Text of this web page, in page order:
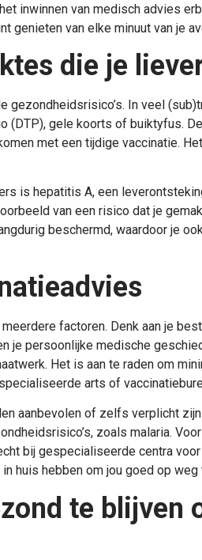
inwinnen van medisch advies
genieten van elke minuut van je
die je
gezondheidsrisico’s. In veel
gele koorts of buiktyfus.
met een tijdige vaccinatie.
is hepatitis A, een
van een risico dat je
beschermd, waardoor je
factoren. Denk aan je
je persoonlijke medische
Het is aan te raden om
arts of
aanbevolen of zelfs verplicht
zoals malaria.
bij gespecialiseerde centra voor
huis hebben om jou goed op weg
te blijven